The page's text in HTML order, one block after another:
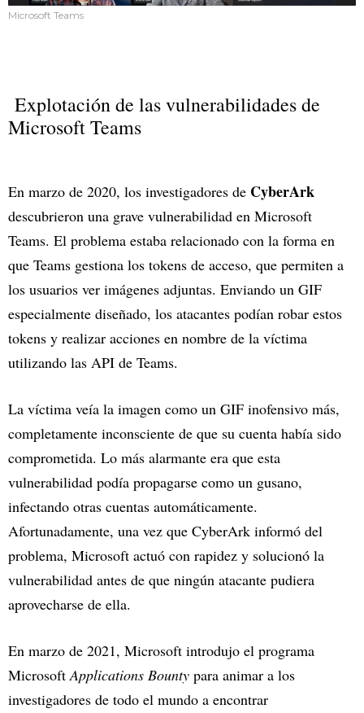
Microsoft Teams
Explotación de las vulnerabilidades de
Microsoft Teams
En marzo de 2020, los investigadores de CyberArk
descubrieron una grave vulnerabilidad en Microsoft
Teams. El problema estaba relacionado con la forma en
que Teams gestiona los tokens de acceso, que permiten a
los usuarios ver imágenes adjuntas. Enviando un GIF
especialmente diseñado, los atacantes podían robar estos
tokens y realizar acciones en nombre de la víctima
utilizando las API de Teams.
La víctima veía la imagen como un GIF inofensivo más,
completamente inconsciente de que su cuenta había sido
comprometida. Lo más alarmante era que esta
vulnerabilidad podía propagarse como un gusano,
infectando otras cuentas automáticamente.
Afortunadamente, una vez que CyberArk informó del
problema, Microsoft actuó con rapidez y solucionó la
vulnerabilidad antes de que ningún atacante pudiera
aprovecharse de ella.
En marzo de 2021, Microsoft introdujo el programa
MicrosoftApplications Bounty para animar a los
investigadores de todo el mundo a encontrar